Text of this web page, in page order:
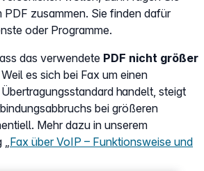
PDF zusammen. Sie finden dafür
oder Programme.
das verwendete PDF nicht größer
es sich bei Fax um einen
handelt, steigt
bei größeren
Mehr dazu in unserem
„Fax über VoIP – Funktionsweise und